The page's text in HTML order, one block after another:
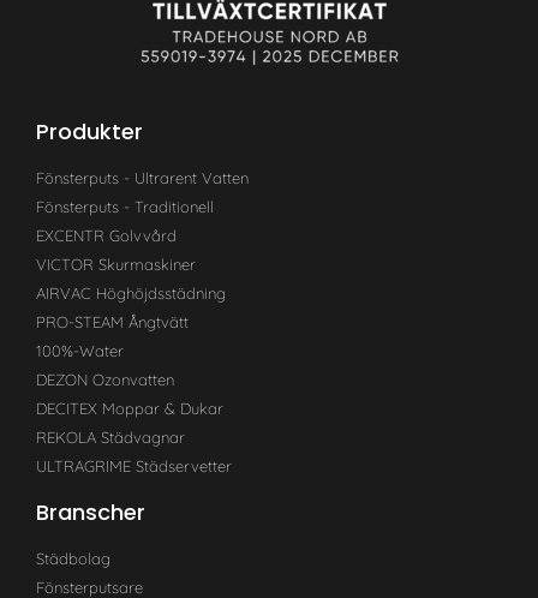
Produkter
Fönsterputs - Ultrarent Vatten
Fönsterputs - Traditionell
EXCENTR Golvvård
VICTOR Skurmaskiner
AIRVAC Höghöjdsstädning
PRO-STEAM Ångtvätt
100%-Water
DEZON Ozonvatten
DECITEX Moppar & Dukar
REKOLA Städvagnar
ULTRAGRIME Städservetter
Branscher
Städbolag
Fönsterputsare